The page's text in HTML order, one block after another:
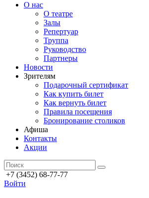
О нас
О театре
Залы
Репертуар
Труппа
Руководство
Партнеры
Новости
Зрителям
Подарочный сертификат
Как купить билет
Как вернуть билет
Правила посещения
Бронирование столиков
Афиша
Контакты
Акции
+7 (3452) 68-77-77
Войти